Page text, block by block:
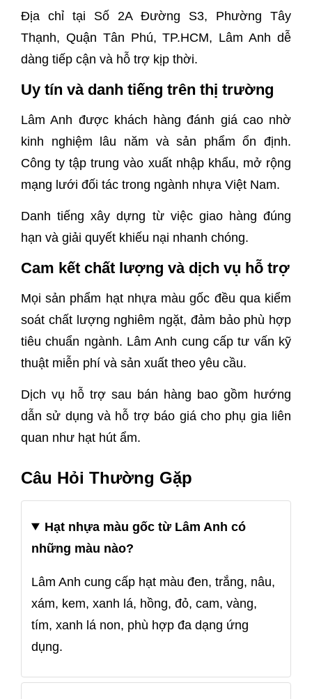
Địa chỉ tại Số 2A Đường S3, Phường Tây
Thạnh, Quận Tân Phú, TP.HCM, Lâm Anh dễ
dàng tiếp cận và hỗ trợ kịp thời.
Uy tín và danh tiếng trên thị trường
Lâm Anh được khách hàng đánh giá cao nhờ
kinh nghiệm lâu năm và sản phẩm ổn định.
Công ty tập trung vào xuất nhập khẩu, mở rộng
mạng lưới đối tác trong ngành nhựa Việt Nam.
Danh tiếng xây dựng từ việc giao hàng đúng
hạn và giải quyết khiếu nại nhanh chóng.
Cam kết chất lượng và dịch vụ hỗ trợ
Mọi sản phẩm hạt nhựa màu gốc đều qua kiểm
soát chất lượng nghiêm ngặt, đảm bảo phù hợp
tiêu chuẩn ngành. Lâm Anh cung cấp tư vấn kỹ
thuật miễn phí và sản xuất theo yêu cầu.
Dịch vụ hỗ trợ sau bán hàng bao gồm hướng
dẫn sử dụng và hỗ trợ báo giá cho phụ gia liên
quan như hạt hút ẩm.
Câu Hỏi Thường Gặp
Hạt nhựa màu gốc từ Lâm Anh có
những màu nào?
Lâm Anh cung cấp hạt màu đen, trắng, nâu,
xám, kem, xanh lá, hồng, đỏ, cam, vàng,
tím, xanh lá non, phù hợp đa dạng ứng
dụng.